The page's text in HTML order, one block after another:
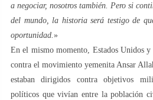
a negociar, nosotros también. Pero si
del mundo, la historia será testigo de
oportunidad. »
En el mismo momento, Estados Unidos
contra el movimiento yemenita Ansar
estaban dirigidos contra objetivos
políticos que vivían entre la población